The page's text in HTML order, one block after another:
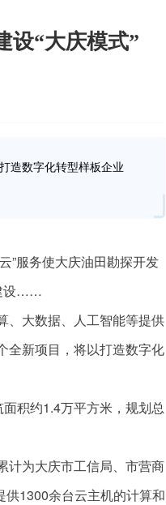
设“大庆模式”
造数字化转型样板企业
服务使大庆油田勘探开发
设……
大数据、人工智能等提供
全新项目，将以打造数字化
积约1.4万平方米，规划总
为大庆市工信局、市营商
1300余台云主机的计算和